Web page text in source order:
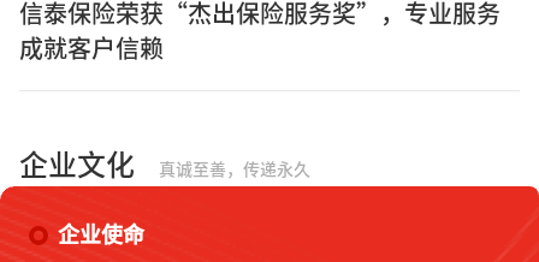
信泰保险荣获“杰出保险服务奖”，专业服务
成就客户信赖
企业文化 真诚至善，传递永久
企业使命